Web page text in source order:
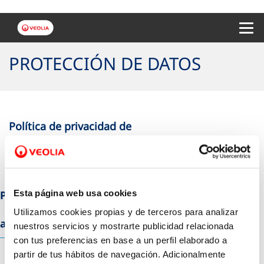
Esta página web usa cookies
Utilizamos cookies propias y de terceros para analizar
nuestros servicios y mostrarte publicidad relacionada
con tus preferencias en base a un perfil elaborado a
partir de tus hábitos de navegación. Adicionalmente
PROTECCIÓN DE DATOS
Política de privacidad de
Clientes/Usuarios
Política de Videovigilancia y control de
accesos general